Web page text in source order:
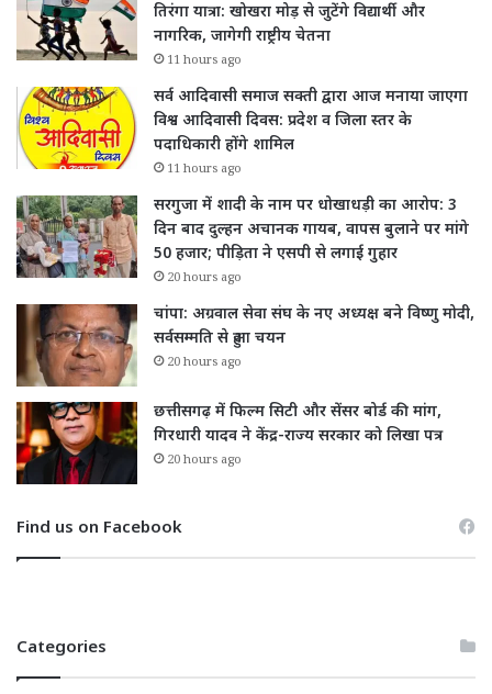
तिरंगा यात्रा: खोखरा मोड़ से जुटेंगे विद्यार्थी और
नागरिक, जागेगी राष्ट्रीय चेतना
11 hours ago
सर्व आदिवासी समाज सक्ती द्वारा आज मनाया जाएगा
विश्व आदिवासी दिवस: प्रदेश व जिला स्तर के
पदाधिकारी होंगे शामिल
11 hours ago
सरगुजा में शादी के नाम पर धोखाधड़ी का आरोप: 3
दिन बाद दुल्हन अचानक गायब, वापस बुलाने पर मांगे
50 हजार; पीड़िता ने एसपी से लगाई गुहार
20 hours ago
चांपा: अग्रवाल सेवा संघ के नए अध्यक्ष बने विष्णु मोदी,
सर्वसम्मति से हुआ चयन
20 hours ago
छत्तीसगढ़ में फिल्म सिटी और सेंसर बोर्ड की मांग,
गिरधारी यादव ने केंद्र-राज्य सरकार को लिखा पत्र
20 hours ago
Find us on Facebook
Categories